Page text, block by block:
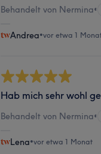
Behandelt von Nermina•
Andrea•vor etwa 1
Hab mich sehr wohl
Behandelt von Nermina•
Lena•vor etwa 1 Monat